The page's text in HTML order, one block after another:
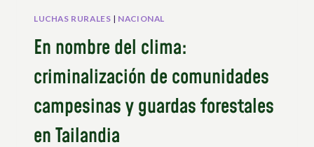
LUCHAS RURALES | NACIONAL
En nombre del clima:
criminalización de comunidades
campesinas y guardas forestales
en Tailandia